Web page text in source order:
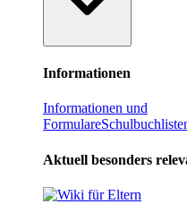
Informationen
Informationen und
Formulare
Aktuell besonders